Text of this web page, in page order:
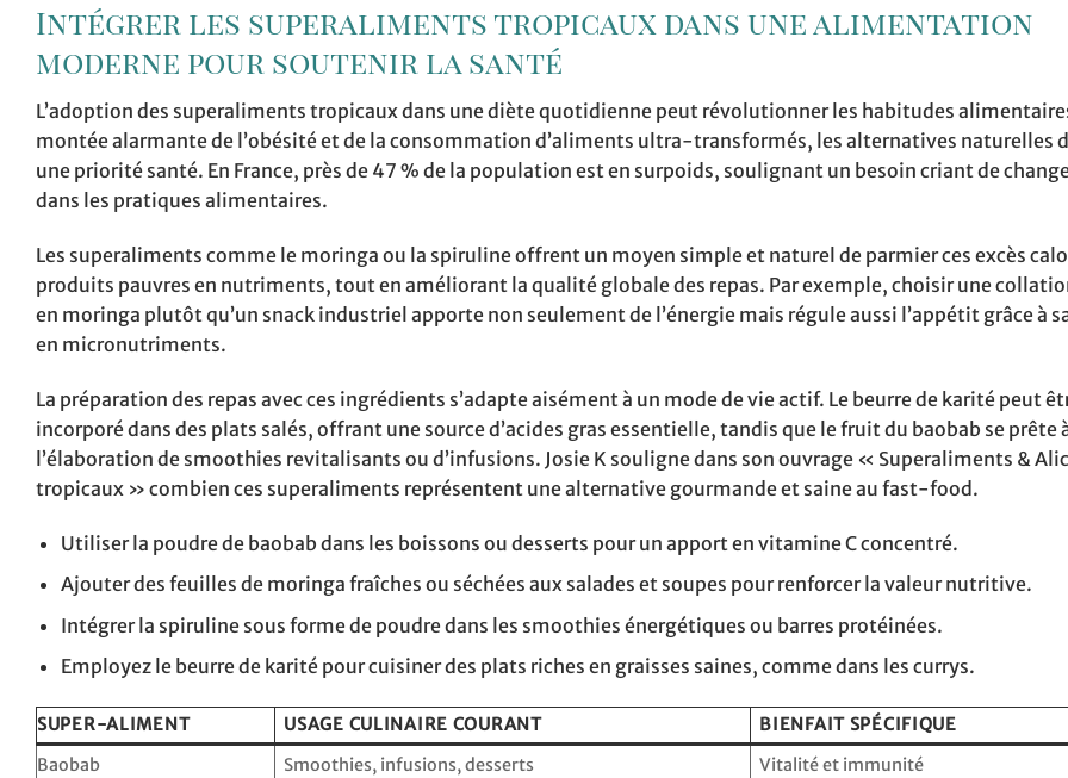
Intégrer les superaliments tropicaux dans une alimentation
moderne pour soutenir la santé
L’adoption des superaliments tropicaux dans une diète quotidienne peut révolutionner les habitudes
montée alarmante de l’obésité et de la consommation d’aliments ultra-transformés, les alternatives naturelles
une priorité santé. En France, près de 47 % de la population est en surpoids, soulignant un besoin criant de
dans les pratiques alimentaires.
Les superaliments comme le moringa ou la spiruline offrent un moyen simple et naturel de parmier ces excès
produits pauvres en nutriments, tout en améliorant la qualité globale des repas. Par exemple, choisir une
en moringa plutôt qu’un snack industriel apporte non seulement de l’énergie mais régule aussi l’appétit grâce à
en micronutriments.
La préparation des repas avec ces ingrédients s’adapte aisément à un mode de vie actif. Le beurre de karité peut
incorporé dans des plats salés, offrant une source d’acides gras essentielle, tandis que le fruit du baobab se prête
l’élaboration de smoothies revitalisants ou d’infusions. Josie K souligne dans son ouvrage « Superaliments &
tropicaux » combien ces superaliments représentent une alternative gourmande et saine au fast-food.
Utiliser la poudre de baobab dans les boissons ou desserts pour un apport en vitamine C concentré.
Ajouter des feuilles de moringa fraîches ou séchées aux salades et soupes pour renforcer la valeur nutritive.
Intégrer la spiruline sous forme de poudre dans les smoothies énergétiques ou barres protéinées.
Employez le beurre de karité pour cuisiner des plats riches en graisses saines, comme dans les currys.
SUPER-ALIMENT USAGE CULINAIRE COURANT
BIENFAIT SPÉCIFIQUE
Baobab
Smoothies, infusions, desserts
Vitalité et immunité